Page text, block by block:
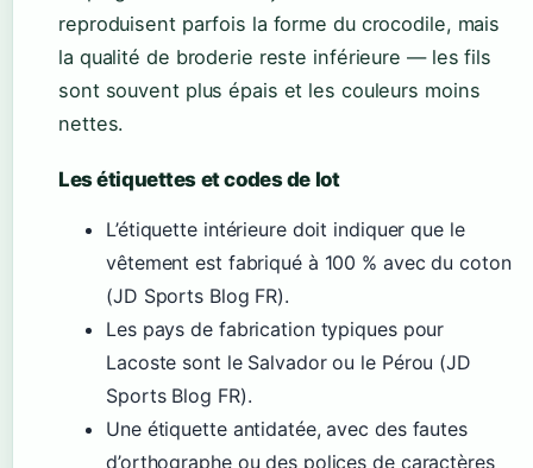
reproduisent parfois la forme du crocodile, mais
la qualité de broderie reste inférieure — les fils
sont souvent plus épais et les couleurs moins
nettes.
Les étiquettes et codes de lot
L’étiquette intérieure doit indiquer que le
vêtement est fabriqué à 100 % avec du coton
(JD Sports Blog FR).
Les pays de fabrication typiques pour
Lacoste sont le Salvador ou le Pérou (JD
Sports Blog FR).
Une étiquette antidatée, avec des fautes
d’orthographe ou des polices de caractères